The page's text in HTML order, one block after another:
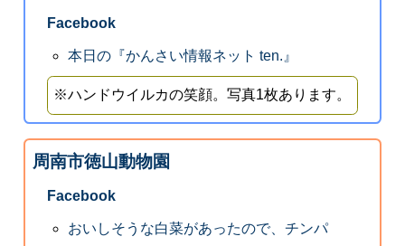
Facebook
本日の『かんさい情報ネット ten.』
※ハンドウイルカの笑顔。写真1枚あります。
周南市徳山動物園
Facebook
おいしそうな白菜があったので、チンパ